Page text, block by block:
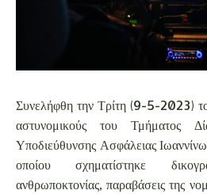
Συνελήφθη την Τρίτη (9-5-2023)
αστυνομικούς του Τμήματος
Υποδιεύθυνσης Ασφάλειας
οποίου σχηματίστηκε
ανθρωποκτονίας, παραβάσεις της